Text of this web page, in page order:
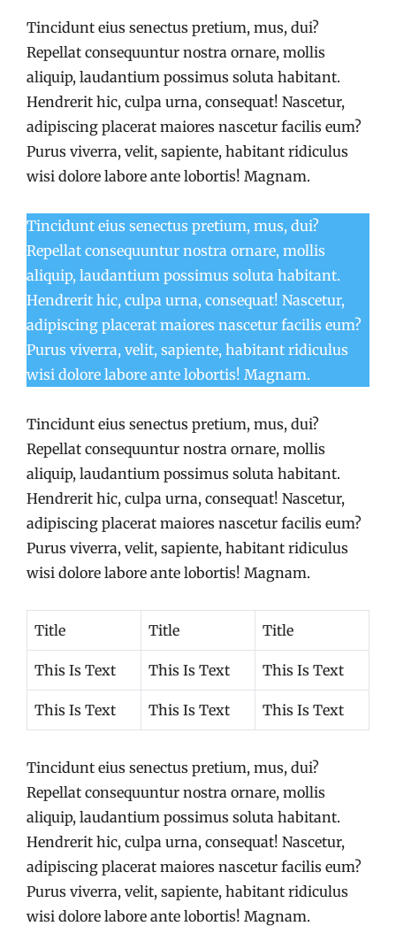
Tincidunt eius senectus pretium, mus, dui?
Repellat consequuntur nostra ornare, mollis
aliquip, laudantium possimus soluta habitant.
Hendrerit hic, culpa urna, consequat! Nascetur,
adipiscing placerat maiores nascetur facilis eum?
Purus viverra, velit, sapiente, habitant ridiculus
wisi dolore labore ante lobortis! Magnam.
Tincidunt eius senectus pretium, mus, dui?
Repellat consequuntur nostra ornare, mollis
aliquip, laudantium possimus soluta habitant.
Hendrerit hic, culpa urna, consequat! Nascetur,
adipiscing placerat maiores nascetur facilis eum?
Purus viverra, velit, sapiente, habitant ridiculus
wisi dolore labore ante lobortis! Magnam.
Tincidunt eius senectus pretium, mus, dui?
Repellat consequuntur nostra ornare, mollis
aliquip, laudantium possimus soluta habitant.
Hendrerit hic, culpa urna, consequat! Nascetur,
adipiscing placerat maiores nascetur facilis eum?
Purus viverra, velit, sapiente, habitant ridiculus
wisi dolore labore ante lobortis! Magnam.
Title Title Title
This Is Text This Is Text This Is Text
This Is Text This Is Text This Is Text
Tincidunt eius senectus pretium, mus, dui?
Repellat consequuntur nostra ornare, mollis
aliquip, laudantium possimus soluta habitant.
Hendrerit hic, culpa urna, consequat! Nascetur,
adipiscing placerat maiores nascetur facilis eum?
Purus viverra, velit, sapiente, habitant ridiculus
wisi dolore labore ante lobortis! Magnam.